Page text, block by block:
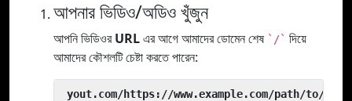
আপনার ভিডিও/অডিও খুঁজুন
আপনি ভিডিওরURLএর আগে আমাদের ডোমেন শেষ `/` দিয়ে
আমাদের কৌশলটি চেষ্টা করতে পারেন:
yout.com/https://www.example.com/path/to/